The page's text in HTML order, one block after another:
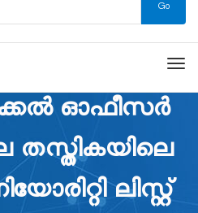
Go
ഓഫീസർ
തസ്തികയിലെ
ലിസ്റ്റ്